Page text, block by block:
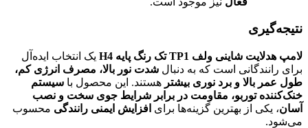
نتیجه‌گیری
لامپ هدلایت شاینی ولف TP1 تک رنگ پایه H4
یک انتخاب ایده‌آل
برای رانندگانی است که به دنبال شدت نور بالا، مصرف انرژی کم،
طول عمر بالا و برد نوری بیشتر هستند. این محصول با سیستم
خنک‌کننده توربو، مقاومت در برابر شرایط جوی سخت و نصب
آسان، یکی از بهترین گزینه‌ها برای افزایش ایمنی رانندگی محسوب
می‌شود.